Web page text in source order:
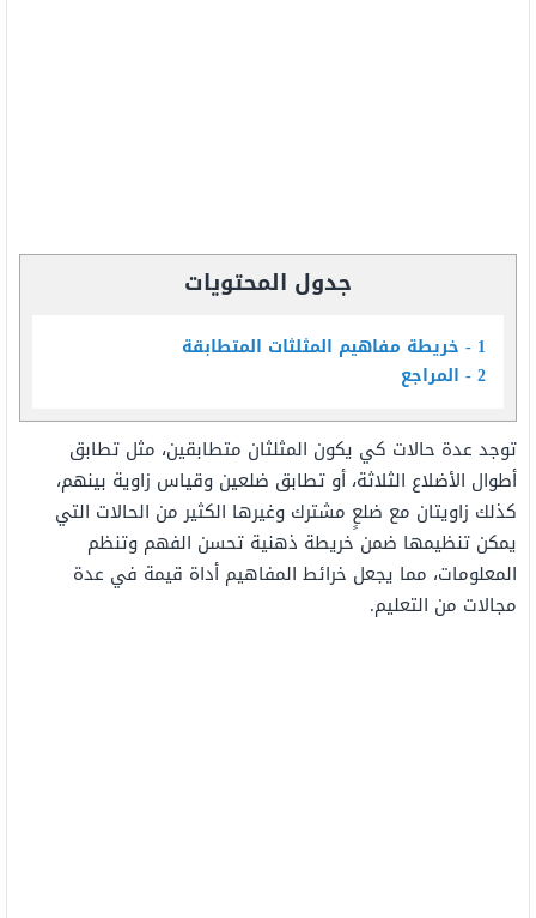
جدول المحتويات
1
خريطة مفاهيم المثلثات المتطابقة
2 المراجع
توجد عدة حالات كي يكون المثلثان متطابقين، مثل تطابق
أطوال الأضلاع الثلاثة، أو تطابق ضلعين وقياس زاوية بينهم،
كذلك زاويتان مع ضلعٍ مشترك وغيرها الكثير من الحالات التي
يمكن تنظيمها ضمن خريطة ذهنية تحسن الفهم وتنظم
المعلومات، مما يجعل خرائط المفاهيم أداة قيمة في عدة
مجالات من التعليم.